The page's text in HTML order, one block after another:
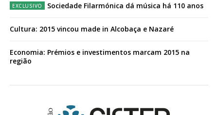
Sociedade Filarmónica dá música há 110 anos
Cultura: 2015 vincou made in Alcobaça e Nazaré
Economia: Prémios e investimentos marcam 2015 na
região